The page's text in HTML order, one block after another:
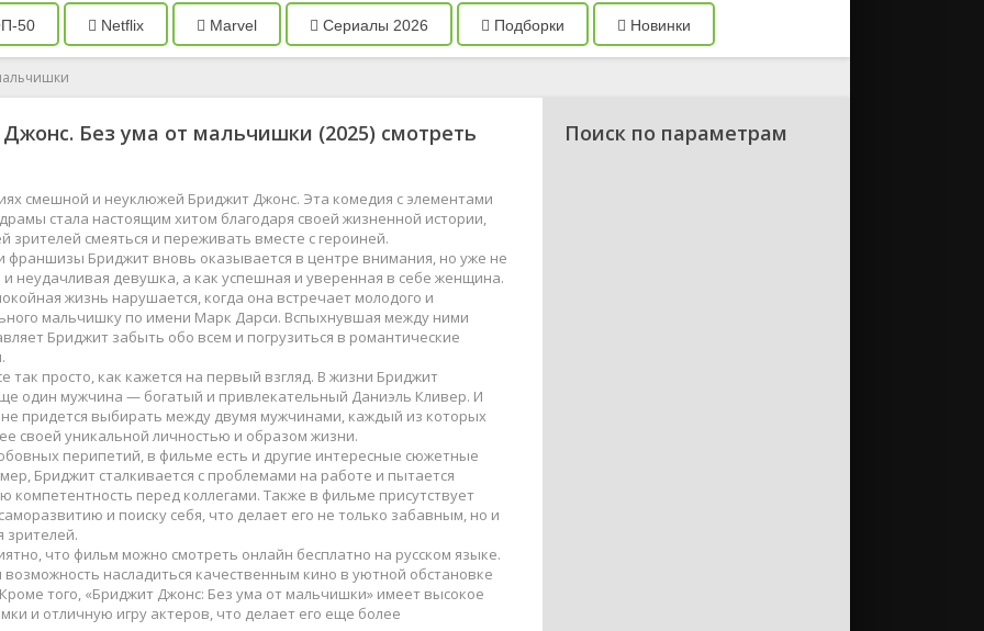
Комедии
Мюзикл
Семейные
Триллеры
Ужасы
Фантастика
Фэнтези
Мультсериалы
Фильмы 2022
Фильмы 2024
Фильмы 2025
Фильмы 2026
50 Netflix Marvel Сериалы 2026 Подборки Новинки
Без ума от мальчишки (2025) смотреть
смешной и неуклюжей Бриджит Джонс. Эта комедия с элементами
стала настоящим хитом благодаря своей жизненной истории,
зрителей смеяться и переживать вместе с героиней.
франшизы Бриджит вновь оказывается в центре внимания, но уже не
и неудачливая девушка, а как успешная и уверенная в себе женщина.
жизнь нарушается, когда она встречает молодого и
мальчишку по имени Марк Дарси. Вспыхнувшая между ними
Бриджит забыть обо всем и погрузиться в романтические
так просто, как кажется на первый взгляд. В жизни Бриджит
один мужчина — богатый и привлекательный Даниэль Кливер. И
придется выбирать между двумя мужчинами, каждый из которых
своей уникальной личностью и образом жизни.
перипетий, в фильме есть и другие интересные сюжетные
Бриджит сталкивается с проблемами на работе и пытается
компетентность перед коллегами. Также в фильме присутствует
и поиску себя, что делает его не только забавным, но и
зрителей.
что фильм можно смотреть онлайн бесплатно на русском языке.
возможность насладиться качественным кино в уютной обстановке
того, «Бриджит Джонс: Без ума от мальчишки» имеет высокое
и отличную игру актеров, что делает его еще более
Поиск по параметрам